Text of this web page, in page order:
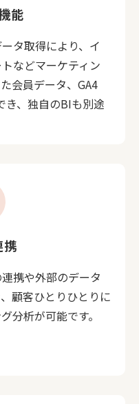
能
タ取得により、イ
などマーケティン
会員データ、GA4
き、独自のBIも別途
携
携や外部のデータ
顧客ひとりひとりに
分析が可能です。